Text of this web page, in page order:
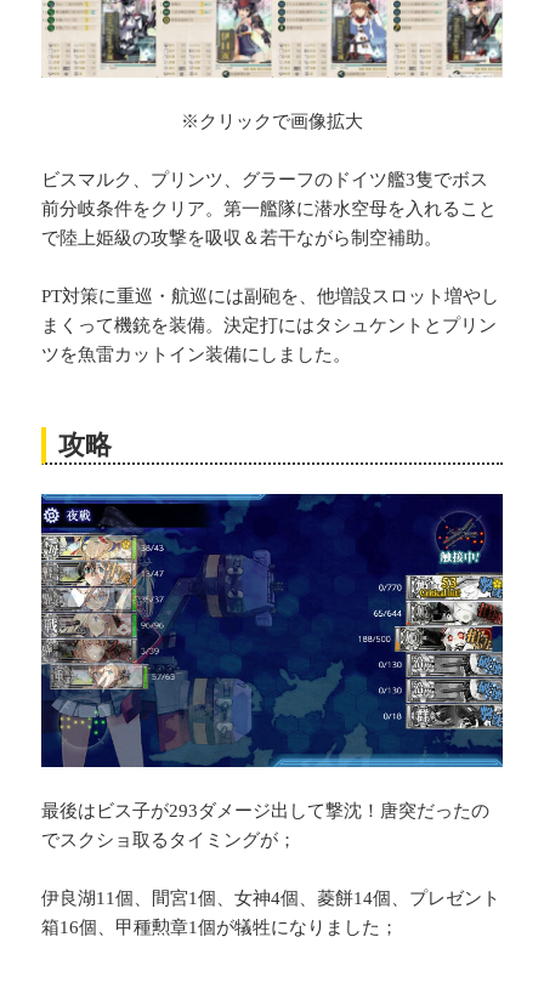
※クリックで画像拡大
ビスマルク、プリンツ、グラーフのドイツ艦3隻でボス
前分岐条件をクリア。第一艦隊に潜水空母を入れること
で陸上姫級の攻撃を吸収＆若干ながら制空補助。
PT対策に重巡・航巡には副砲を、他増設スロット増やし
まくって機銃を装備。決定打にはタシュケントとプリン
ツを魚雷カットイン装備にしました。
攻略
最後はビス子が293ダメージ出して撃沈！唐突だったの
でスクショ取るタイミングが；
伊良湖11個、間宮1個、女神4個、菱餅14個、プレゼント
箱16個、甲種勲章1個が犠牲になりました；